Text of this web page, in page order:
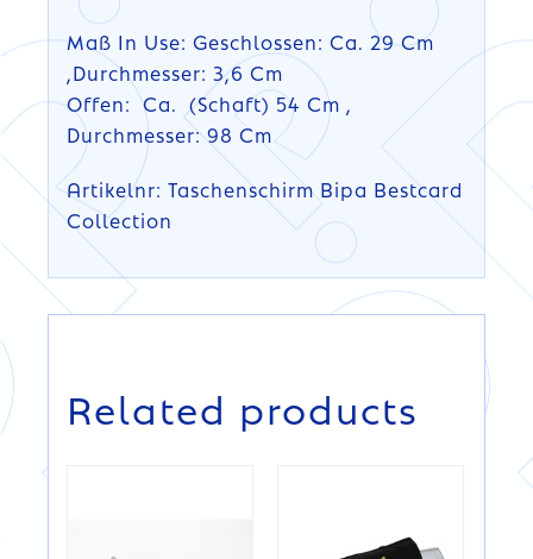
Maß In Use: Geschlossen: Ca. 29 Cm
,Durchmesser: 3,6 Cm
Offen: Ca. (Schaft) 54 Cm ,
Durchmesser: 98 Cm
Artikelnr: Taschenschirm Bipa Bestcard
Collection
Related products